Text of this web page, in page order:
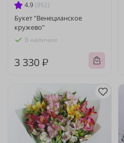
4.9 (862)
Букет "Венецианское
кружево"
В наличии
3 330 ₽